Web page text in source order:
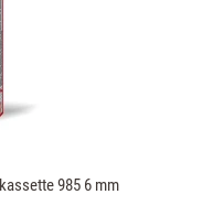
985 6 mm